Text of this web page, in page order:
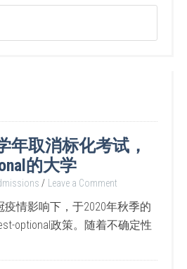
年取消标化考试，
的大学
Leave a Comment
情影响下，于2020年秋季的
optional政策。随着不确定性